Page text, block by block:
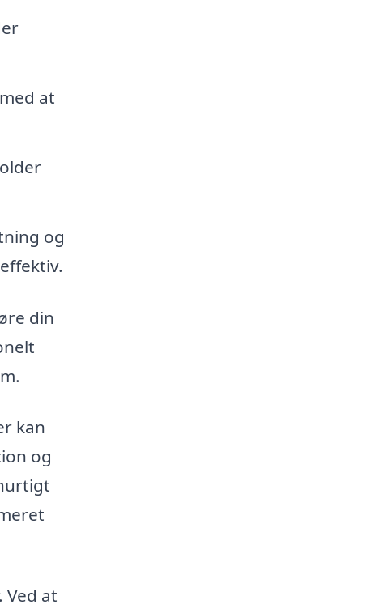
at
og
din
kan
og
at